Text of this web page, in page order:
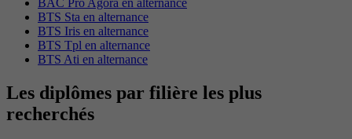
BAC Pro Agora en alternance
BTS Sta en alternance
BTS Iris en alternance
BTS Tpl en alternance
BTS Ati en alternance
Les diplômes par filière les plus
recherchés